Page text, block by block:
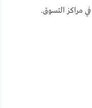
مراكز التسوق.